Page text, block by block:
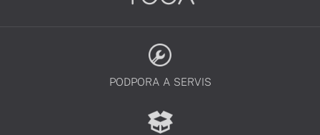
PODPORA A SERVIS